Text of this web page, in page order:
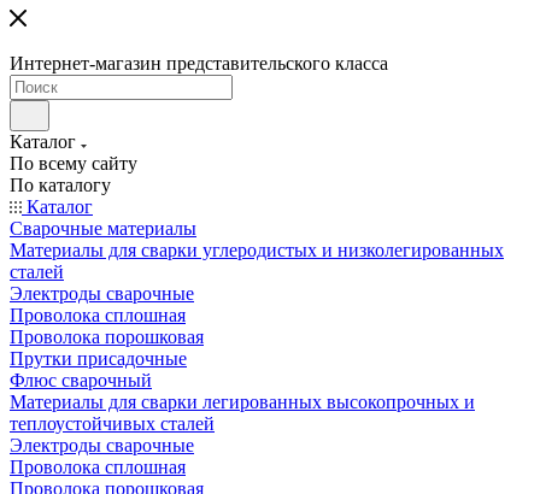
Интернет-магазин представительского класса
Каталог
По всему сайту
По каталогу
Каталог
Сварочные материалы
Материалы для сварки углеродистых и низколегированных
сталей
Электроды сварочные
Проволока сплошная
Проволока порошковая
Прутки присадочные
Флюс сварочный
Материалы для сварки легированных высокопрочных и
теплоустойчивых сталей
Электроды сварочные
Проволока сплошная
Проволока порошковая